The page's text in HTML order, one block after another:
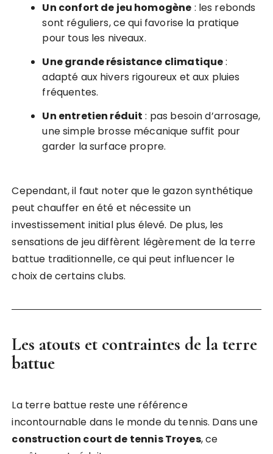
Un confort de jeu homogène : les rebonds
sont réguliers, ce qui favorise la pratique
pour tous les niveaux.
Une grande résistance climatique:
adapté aux hivers rigoureux et aux pluies
fréquentes.
Un entretien réduit : pas besoin d’arrosage,
une simple brosse mécanique suffit pour
garder la surface propre.
Cependant, il faut noter que le gazon synthétique
peut chauffer en été et nécessite un
investissement initial plus élevé. De plus, les
sensations de jeu diffèrent légèrement de la terre
battue traditionnelle, ce qui peut influencer le
choix de certains clubs.
Les atouts et contraintes de la terre
battue
La terre battue reste une référence
incontournable dans le monde du tennis. Dans une
construction court de tennis Troyes, ce